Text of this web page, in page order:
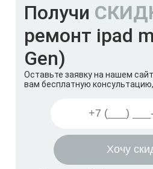
Получи
ремонт ipad
Gen)
Оставьте заявку на нашем
вам бесплатную